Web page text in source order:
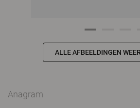
ALLE AFBEELDINGEN
Anagram